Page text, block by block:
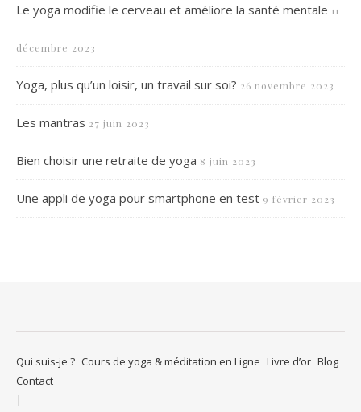
Le yoga modifie le cerveau et améliore la santé mentale 11
décembre 2023
Yoga, plus qu’un loisir, un travail sur soi? 26 novembre 2023
Les mantras 27 juin 2023
Bien choisir une retraite de yoga 8 juin 2023
Une appli de yoga pour smartphone en test 9 février 2023
Qui suis-je ? Cours de yoga & méditation en Ligne Livre d’or Blog
Contact